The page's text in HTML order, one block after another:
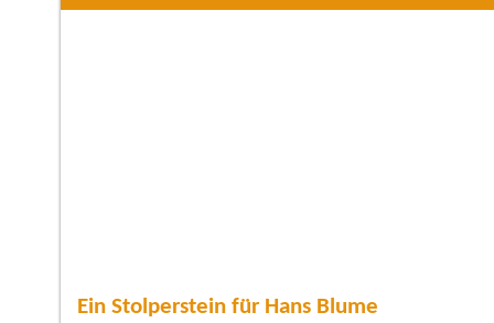
Ein Stolperstein für Hans Blume